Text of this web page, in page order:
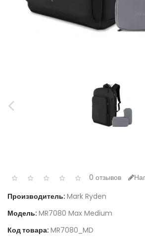
0 отзывов
Производитель: Mark Ryden
Модель: MR7080 Max Medium
Код товара: MR7080_MD